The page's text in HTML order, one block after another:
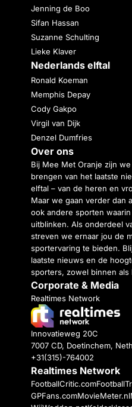
Jenning de Boo
Sifan Hassan
Suzanne Schulting
Lieke Klaver
Nederlands elftal
Ronald Koeman
Memphis Depay
Cody Gakpo
Virgil van Dijk
Denzel Dumfries
Over ons
Bij Mee Met Oranje zijn
brengen van het laatste
elftal – van de heren en
Maar we gaan verder dan
ook andere sporten
uitblinken. Als onderdeel
streven we ernaar jou de
sportervaring te bieden.
laatste nieuws en de
sporters, zowel binnen
Corporate & Media
Realtimes Network
Innovatieweg 20C
7007 CD, Doetinchem,
+31(315)-764002
Realtimes Network
FootballCritic.com
GPFans.comMovieMeter.nl